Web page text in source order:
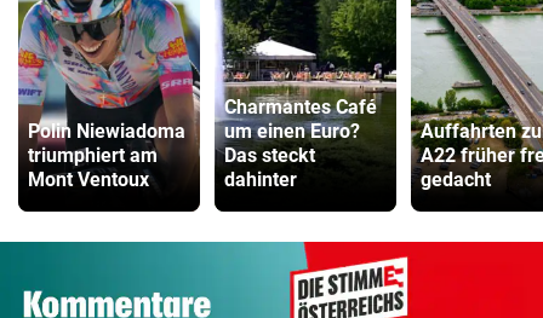
Polin Niewiadoma
triumphiert am
Mont Ventoux
Charmantes Café
um einen Euro?
Das steckt
dahinter
Auffahrten
A22 früher
gedacht